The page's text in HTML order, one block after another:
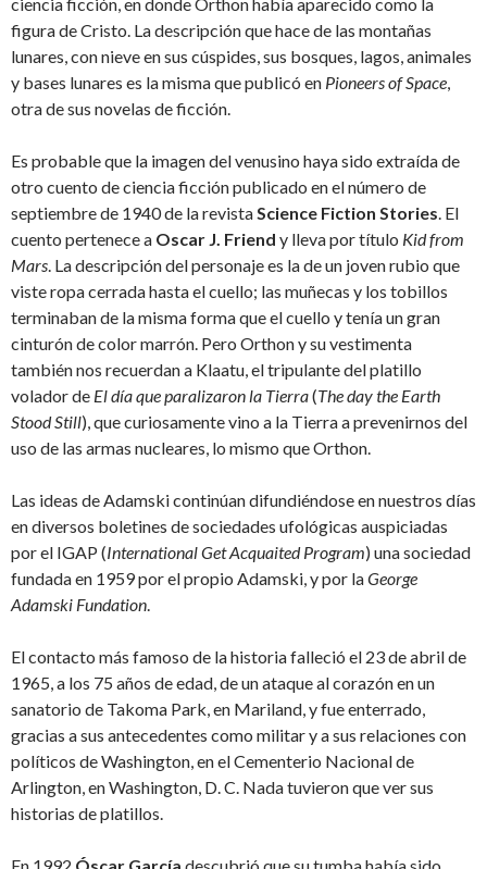
figura de Cristo. La descripción que hace de las montañas
lunares, con nieve en sus cúspides, sus bosques, lagos, animales
y bases lunares es la misma que publicó en Pioneers of Space,
otra de sus novelas de ficción.
Es probable que la imagen del venusino haya sido extraída de
otro cuento de ciencia ficción publicado en el número de
septiembre de 1940 de la revistaScience Fiction Stories. El
cuento pertenece a Oscar J. Friend y lleva por título Kid from
Mars. La descripción del personaje es la de un joven rubio que
viste ropa cerrada hasta el cuello; las muñecas y los tobillos
terminaban de la misma forma que el cuello y tenía un gran
cinturón de color marrón. Pero Orthon y su vestimenta
también nos recuerdan a Klaatu, el tripulante del platillo
volador de El día que paralizaron la Tierra(The day the Earth
Stood Still), que curiosamente vino a la Tierra a prevenirnos del
uso de las armas nucleares, lo mismo que Orthon.
Las ideas de Adamski continúan difundiéndose en nuestros días
en diversos boletines de sociedades ufológicas auspiciadas
por el IGAP (International Get Acquaited Program) una sociedad
fundada en 1959 por el propio Adamski, y por laGeorge
Adamski Fundation.
El contacto más famoso de la historia falleció el 23 de abril de
1965, a los 75 años de edad, de un ataque al corazón en un
sanatorio de Takoma Park, en Mariland, y fue enterrado,
gracias a sus antecedentes como militar y a sus relaciones con
políticos de Washington, en el Cementerio Nacional de
Arlington, en Washington, D. C. Nada tuvieron que ver sus
historias de platillos.